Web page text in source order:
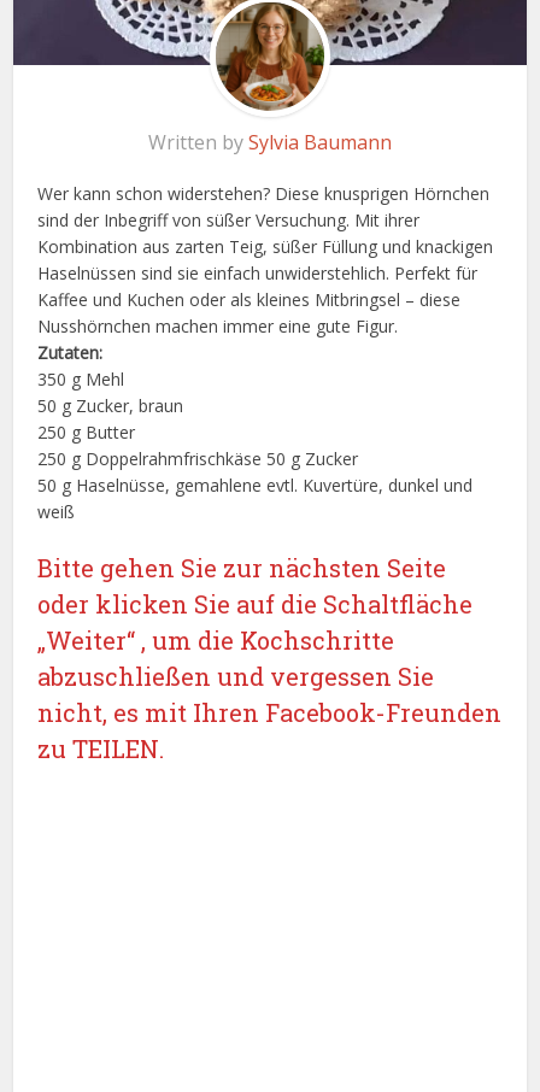
Written bySylvia Baumann
Wer kann schon widerstehen? Diese knusprigen Hörnchen
sind der Inbegriff von süßer Versuchung. Mit ihrer
Kombination aus zarten Teig, süßer Füllung und knackigen
Haselnüssen sind sie einfach unwiderstehlich. Perfekt für
Kaffee und Kuchen oder als kleines Mitbringsel – diese
Nusshörnchen machen immer eine gute Figur.
Zutaten:
350 g Mehl
50 g Zucker, braun
250 g Butter
250 g Doppelrahmfrischkäse 50 g Zucker
50 g Haselnüsse, gemahlene evtl. Kuvertüre, dunkel und
weiß
Bitte gehen Sie zur nächsten Seite
oder klicken Sie auf die Schaltfläche
„Weiter“ , um die Kochschritte
abzuschließen und vergessen Sie
nicht, es mit Ihren Facebook-Freunden
zu TEILEN.